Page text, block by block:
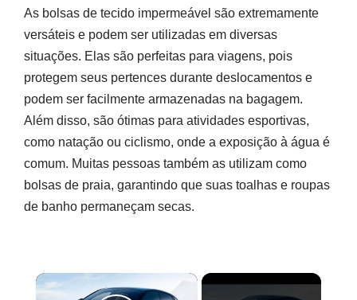
As bolsas de tecido impermeável são extremamente
versáteis e podem ser utilizadas em diversas
situações. Elas são perfeitas para viagens, pois
protegem seus pertences durante deslocamentos e
podem ser facilmente armazenadas na bagagem.
Além disso, são ótimas para atividades esportivas,
como natação ou ciclismo, onde a exposição à água é
comum. Muitas pessoas também as utilizam como
bolsas de praia, garantindo que suas toalhas e roupas
de banho permaneçam secas.
×